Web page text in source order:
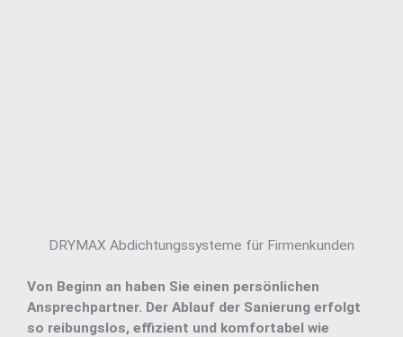
DRYMAX Abdichtungssysteme für Firmenkunden
Von Beginn an haben Sie einen persönlichen
Ansprechpartner. Der Ablauf der Sanierung erfolgt
so reibungslos, effizient und komfortabel wie